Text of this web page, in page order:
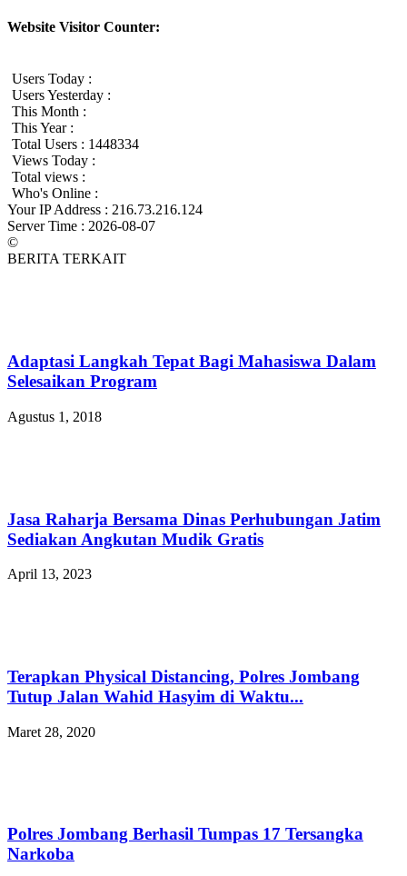
Website Visitor Counter:
Users Today :
Users Yesterday :
This Month :
This Year :
Total Users : 1448334
Views Today :
Total views :
Who's Online :
Your IP Address : 216.73.216.124
Server Time : 2026-08-07
©
BERITA TERKAIT
Adaptasi Langkah Tepat Bagi Mahasiswa Dalam
Selesaikan Program
Agustus 1, 2018
Jasa Raharja Bersama Dinas Perhubungan Jatim
Sediakan Angkutan Mudik Gratis
April 13, 2023
Terapkan Physical Distancing, Polres Jombang
Tutup Jalan Wahid Hasyim di Waktu...
Maret 28, 2020
Polres Jombang Berhasil Tumpas 17 Tersangka
Narkoba